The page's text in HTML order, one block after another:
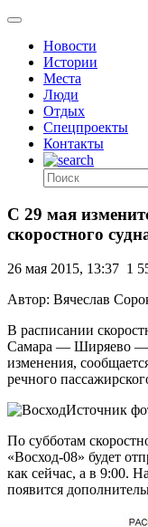
Новости
Истории
Места
Люди
Отдых
Спецпроекты
Контакты
С 29 мая
скоростного
26 мая 2015, 13:37 1
Автор: Вячеслав
В расписании
Самара — Ширяево —
изменения,
речного
Источник
По субботам
«Восход-08» будет
как сейчас, а в 9:00.
появится